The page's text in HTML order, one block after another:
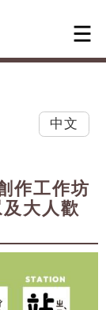
中文
作工作坊
大人歡